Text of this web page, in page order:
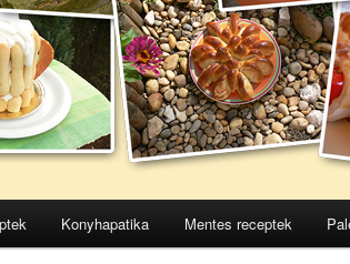
Konyhapatika Mentes receptek